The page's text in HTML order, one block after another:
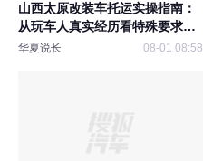
山西太原改装车托运实操指南：
从玩车人真实经历看特殊要求与
准备事项
华夏说长 08-01 08:58